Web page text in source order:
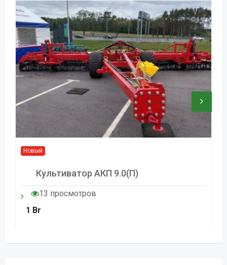
Новый
Культиватор АКП 9.0(п)
13 просмотров
1 Br